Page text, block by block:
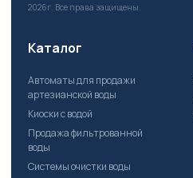
2026г. Все права защищены.
Каталог
Автоматы для продажи
артезианской воды
Киоски с водой
Продажа фильтрованной
воды
Системы очистки воды